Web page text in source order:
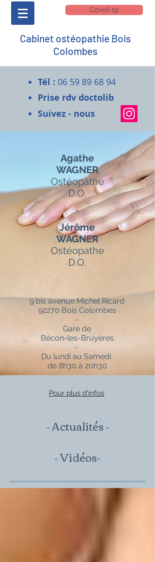
Covid-19
Cabinet ostéopathie Bois
Colombes
Tél : 06 59 89 68 94
Prise rdv doctolib
Suivez - nous
Agathe
WAGNER
Ostéopathe
D.O.
-
Jérôme
WAGNER
Ostéopathe
D.O.
9 bis avenue Michel Ricard
92270 Bois Colombes
-
Gare de
Bécon-les-Bruyères
-
Du lundi au Samedi
de 8h30 à 20h30
Pour plus d'infos
- Actualités -
- Vidéos-